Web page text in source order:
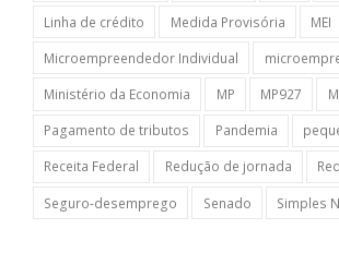
Linha de crédito
Medida Provisória
MEI
Microempreendedor Individual
Ministério da Economia
MP MP927
Pagamento de tributos
Pandemia
Receita Federal
Redução de jornada
Seguro-desemprego
Senado Simples